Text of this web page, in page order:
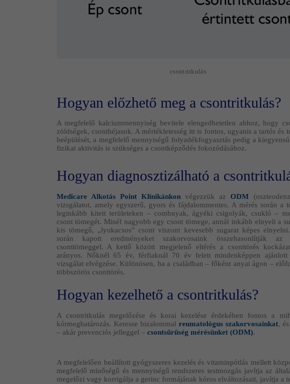
csontritkulás
Hogyan előzhető meg a csontritkulás?
A megfelelő kalciummennyiség bevitele elengedhetetlen ahhoz, hogy
zöldségek, csonthéjasok. A mértékletesség itt is fontos, ugyanis a tartós és
beépülését, a megfelelő mennyiségű folyadékfogyasztás pedig a
fizikai aktivitás is szükséges a csontképződés fokozódásához.
Hogyan diagnosztizálható a
Medicare Alkotás Point Klinikánkonvégezzük azODM
vizsgálatot, amely egyszerű, gyors és fájdalommentes. A mérés során a
leginkább kitett területeken – combnyak, ágyéki csigolyák, csukló –
csont tömegét. Minél nagyobb egy csont tömege, annál inkább elnyeli a
kis tömegű, „lyukacsos” csont viszont kevesebb sugarat képes
során kapott eredményeket szakorvosaink összehasonlítják az
csonttömeggel. A kettő között megjelenő eltérés a csonttörés
arányos. Nőknél 65 év, férfiaknál 70 év felett mindenképpen
vizsgálat elvégzése. Különösen, ha a családban – főként anyai ágon –
többszörös csonttörés.
Hogyan kezelhető a csontritkulás?
A csontritkulás megelőzése és korai kezelése érdekében fontos a
kórmeghatározás. Keresse bizalommal reumatológus szakorvosainkat,
– akár prevenciós jelleggel – csontsűrűség mérésünket (ODM).
A megfelelően beállított gyógyszeres kezelés és vitaminpótlás mellett
megfelelő minőségű és mennyiségű rendszeres testmozgás javítja az
megelőzi vagy korrigálja a gerinc formájának kóros elváltozásait, javítja a